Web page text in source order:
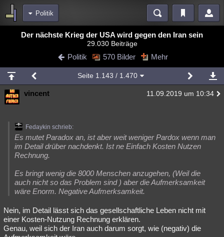
Politik
Bereiche
Diskussionen Blogs Videos
Chat Wiki Neuigkeiten
meine Rubriken
Menschen Mystery Kriminalfälle
Natur Umfragen Unterhaltung
weitere Rubriken
Astronomie Helpdesk Gruppen Gaming Filme
Übersichten
Besucht Teilgenommen Neue Geschlossen
Der nächste Krieg der USA wird gegen den Iran sein
29.030 Beiträge
Politik 570 Bilder Mehr
Seite 1.143 / 1.470
vincent 11.09.2019 um 10:34
Fedaykin schrieb:
Es mutet Paradox an, ist aber weit weniger Pardox wenn man
im Detail drüber nachdenkt. Ist ne Einfach Kosten Nutzen
Rechnung.
Es bringt wenig die 8000 Menschen anzugehen, (Weil die
auch nicht so das Problem sind ) aber die Aufmerksamkeit
wäre Enorm. Negative Aufmerksamkeit.
Nein, im Detail lässt sich das gesellschaftliche Leben nicht mit
einer Kosten-Nutzung Rechnung erklären.
Genau, weil sich der Iran auch darum sorgt, wie (negativ) die